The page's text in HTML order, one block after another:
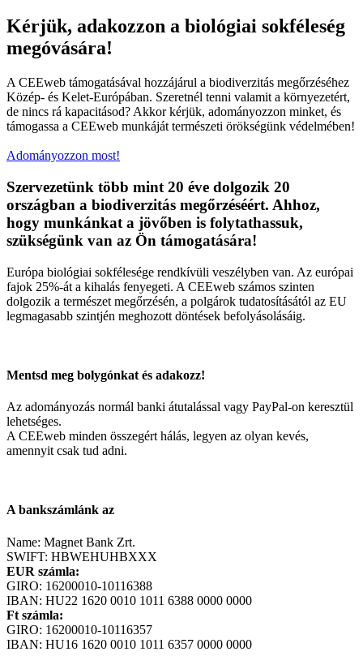
Kérjük, adakozzon a biológiai sokféleség
megóvására!
A CEEweb támogatásával hozzájárul a biodiverzitás megőrzéséhez
Közép- és Kelet-Európában. Szeretnél tenni valamit a környezetért,
de nincs rá kapacitásod? Akkor kérjük, adományozzon minket, és
támogassa a CEEweb munkáját természeti örökségünk védelmében!
Adományozzon most!
Szervezetünk több mint 20 éve dolgozik 20
országban a biodiverzitás megőrzéséért. Ahhoz,
hogy munkánkat a jövőben is folytathassuk,
szükségünk van az Ön támogatására!
Európa biológiai sokfélesége rendkívüli veszélyben van. Az európai
fajok 25%-át a kihalás fenyegeti. A CEEweb számos szinten
dolgozik a természet megőrzésén, a polgárok tudatosításától az EU
legmagasabb szintjén meghozott döntések befolyásolásáig.
Mentsd meg bolygónkat és adakozz!
Az adományozás normál banki átutalással vagy PayPal-on keresztül
lehetséges.
A CEEweb minden összegért hálás, legyen az olyan kevés,
amennyit csak tud adni.
A bankszámlánk az
Name: Magnet Bank Zrt.
SWIFT: HBWEHUHBXXX
EUR számla:
GIRO: 16200010-10116388
IBAN: HU22 1620 0010 1011 6388 0000 0000
Ft számla:
GIRO: 16200010-10116357
IBAN: HU16 1620 0010 1011 6357 0000 0000